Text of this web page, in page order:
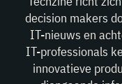
decision makers
IT-nieuws en
IT-professionals
innovatieve